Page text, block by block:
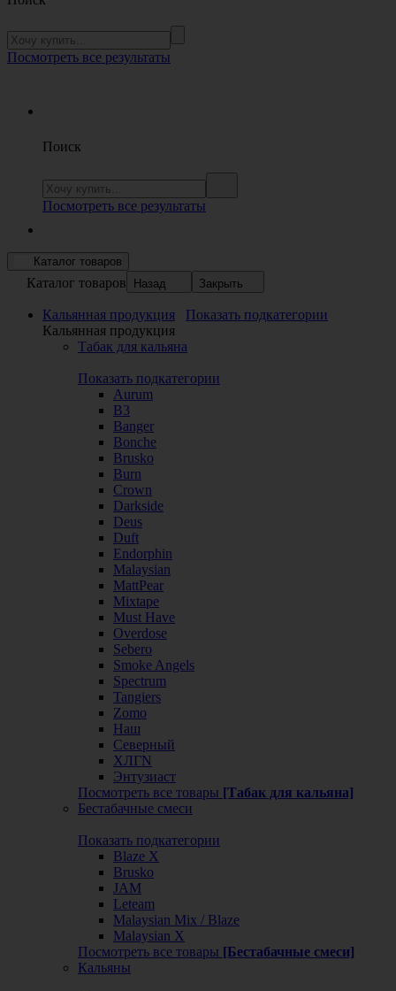
Посмотреть все результаты
Поиск
Посмотреть все результаты
Каталог товаров
Каталог товаров Назад Закрыть
Кальянная продукция
Показать подкатегории
Кальянная продукция
Табак для кальяна
Показать подкатегории
Aurum
B3
Banger
Bonche
Brusko
Burn
Crown
Darkside
Deus
Duft
Endorphin
Malaysian
MattPear
Mixtape
Must Have
Overdose
Sebero
Smoke Angels
Spectrum
Tangiers
Zomo
Наш
Северный
ХЛГN
Энтузиаст
Посмотреть все товары [Табак для кальяна]
Бестабачные смеси
Показать подкатегории
Blaze X
Brusko
JAM
Leteam
Malaysian Mix / Blaze
Malaysian X
Посмотреть все товары [Бестабачные смеси]
Кальяны